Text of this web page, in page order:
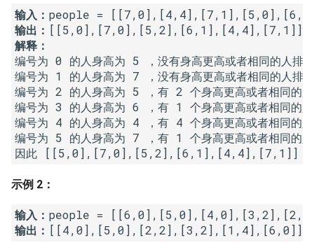
13. 机器人的运动范围
14.1. 剪绳子
14.2. 剪绳子 II
15. 二进制中 1 的个数
16. 数值的整数次方
17. 打印从 1 到最大的 n 位数
18. 删除链表的节点
10. 和为 k 的子数组
11. 和 1 个数相同的子数组
12. 左右两边子数组的和相等
13. 二维子矩阵的和
14. 字符串中的变位词
15. 字符串中的所有变位词
16. 不含重复字符的最长子字
符串
2.2. 返回倒数第 k 个节点
2.3. 删除中间节点
2.4. 分割链表
2.5. 链表求和
2.6. 回文链表
2.7. 链表相交
2.8. 环路检测
输入：
输出：
解释：
编号为 0 的人身高为 5 ，没有身高更高或者相同的人排
编号为 1 的人身高为 7 ，没有身高更高或者相同的人排
编号为 2 的人身高为 5 ，有 2 个身高更高或者相同的
编号为 3 的人身高为 6 ，有 1 个身高更高或者相同的
编号为 4 的人身高为 4 ，有 4 个身高更高或者相同的
编号为 5 的人身高为 7 ，有 1 个身高更高或者相同的
示例 2：
输入：
输出：